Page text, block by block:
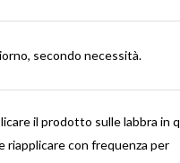
secondo necessità.
il prodotto sulle labbra in
riapplicare con frequenza per